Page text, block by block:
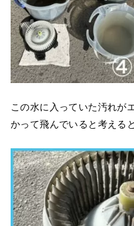
この水に入っていた汚れが
かって飛んでいると考える